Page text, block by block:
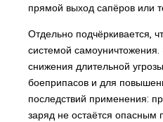
прямой выход сапёров или
Отдельно подчёркивается,
системой
снижения длительной
боеприпасов и для
последствий применения:
заряд не остаётся опасным